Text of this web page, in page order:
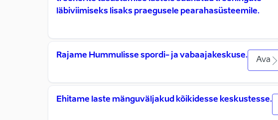
läbiviimiseks lisaks praegusele pearahasüsteemile.
Rajame Hummulisse spordi- ja vabaajakeskuse.
Ava
Ehitame laste mänguväljakud kõikidesse keskustesse.